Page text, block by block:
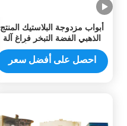
أبواب مزدوجة البلاستيك المنتج
الذهبي الفضة التبخر فراغ آلة
تعدين لمعان لامع تأثير
احصل على أفضل سعر